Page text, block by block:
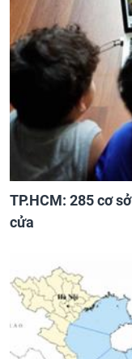
TP.HCM: 285 cơ
cửa